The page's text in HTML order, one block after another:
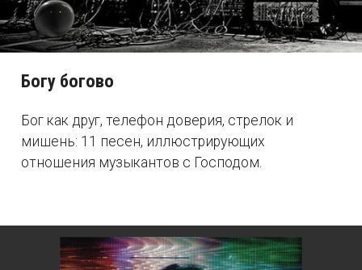
Богу богово
Бог как друг, телефон доверия, стрелок и
мишень: 11 песен, иллюстрирующих
отношения музыкантов с Господом.